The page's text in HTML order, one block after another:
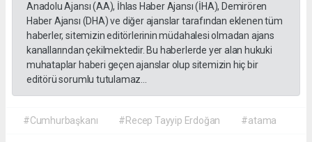
Anadolu Ajansı (AA), İhlas Haber Ajansı (İHA), Demirören
Haber Ajansı (DHA) ve diğer ajanslar tarafından eklenen tüm
haberler, sitemizin editörlerinin müdahalesi olmadan ajans
kanallarından çekilmektedir. Bu haberlerde yer alan hukuki
muhataplar haberi geçen ajanslar olup sitemizin hiç bir
editörü sorumlu tutulamaz...
#Cumhurbaşkanı #Recep Tayyip Erdoğan #atama